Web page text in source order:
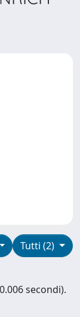
Tutti (2)
secondi).